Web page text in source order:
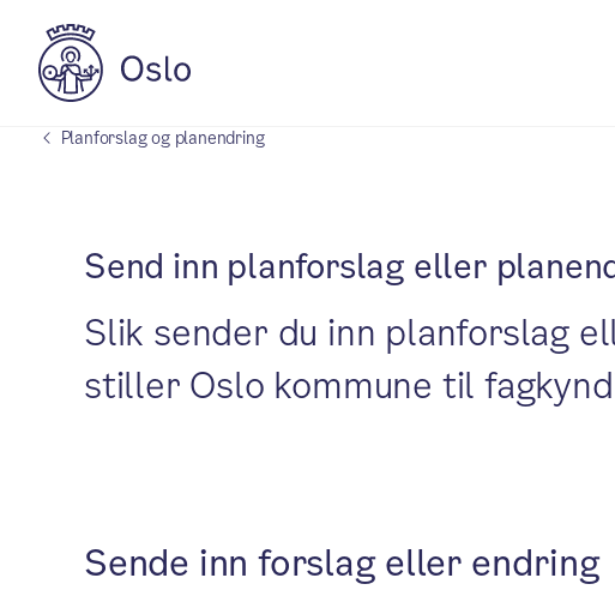
Planforslag og planendring
Send inn planforslag eller
Slik sender du inn planforslag
stiller Oslo kommune til
Sende inn forslag eller endring